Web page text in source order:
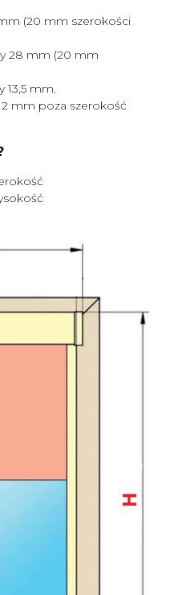
(20 mm szerokości
28 mm (20 mm
13,5 mm.
mm poza szerokość